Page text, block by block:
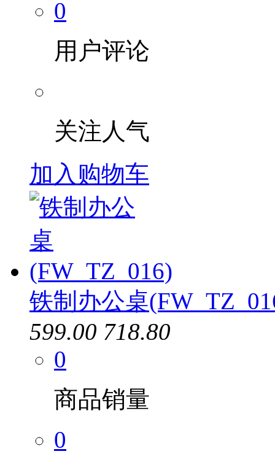
0
用户评论
关注人气
加入购物车
铁制办公桌
599.00 718.80
0
商品销量
0